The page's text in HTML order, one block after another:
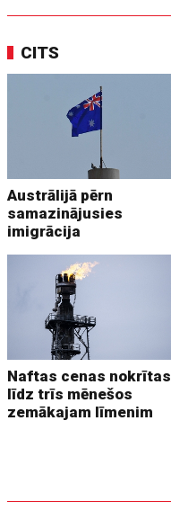
CITS
Austrālijā pērn
samazinājusies
imigrācija
Naftas cenas nokrītas
līdz trīs mēnešos
zemākajam līmenim